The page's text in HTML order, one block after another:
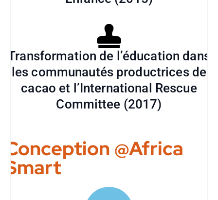
Transformation de l’éducation dans
les communautés productrices de
cacao et l’International Rescue
Committee (2017)
Conception @Africa
Smart